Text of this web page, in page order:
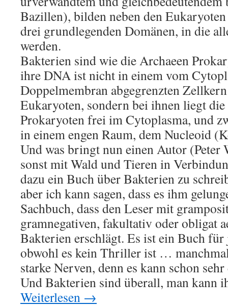
Bazillen), bilden neben den
drei grundlegenden Domänen, in die
werden.
Bakterien sind wie die Archaeen
ihre DNA ist nicht in einem vom
Doppelmembran abgegrenzten
Eukaryoten, sondern bei ihnen liegt
Prokaryoten frei im Cytoplasma, und
in einem engen Raum, dem Nucleoid
Und was bringt nun einen Autor (Peter
sonst mit Wald und Tieren in
dazu ein Buch über Bakterien zu
aber ich kann sagen, dass es ihm
Sachbuch, dass den Leser mit
gramnegativen, fakultativ oder obligat
Bakterien erschlägt. Es ist ein Buch
obwohl es kein Thriller ist …
starke Nerven, denn es kann schon
Und Bakterien sind überall, man kann
Weiterlesen →